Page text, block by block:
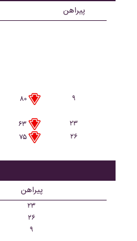
پیراهن
۸۰
۹
۶۳
۲۳
۷۵
۲۶
پیراهن
۲۳
۲۶
۹